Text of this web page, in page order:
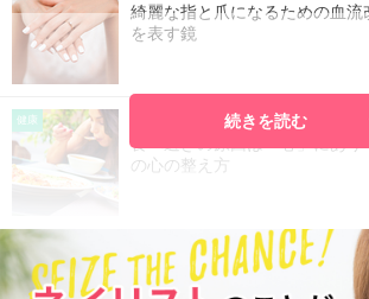
綺麗な指と爪になるための血流
を表す鏡
健康 2016.08.12
食べ過ぎの原因は「心」にあり
の心の整え方
続きを読む